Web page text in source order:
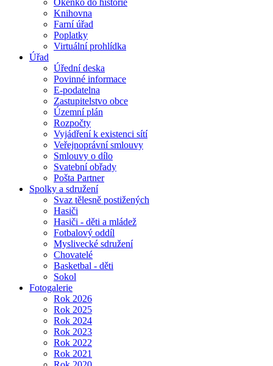
Okénko do historie
Knihovna
Farní úřad
Poplatky
Virtuální prohlídka
Úřad
Úřední deska
Povinné informace
E-podatelna
Zastupitelstvo obce
Územní plán
Rozpočty
Vyjádření k existenci sítí
Veřejnoprávní smlouvy
Smlouvy o dílo
Svatební obřady
Pošta Partner
Spolky a sdružení
Svaz tělesně postižených
Hasiči
Hasiči - děti a mládež
Fotbalový oddíl
Myslivecké sdružení
Chovatelé
Basketbal - děti
Sokol
Fotogalerie
Rok 2026
Rok 2025
Rok 2024
Rok 2023
Rok 2022
Rok 2021